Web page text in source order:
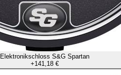
Elektronikschloss S&G Spartan
+141,18 €